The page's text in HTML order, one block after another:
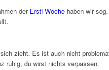
der Ersti-Woche haben wir sog.
zieht. Es ist auch nicht
ruhig, du wirst nichts verpassen.